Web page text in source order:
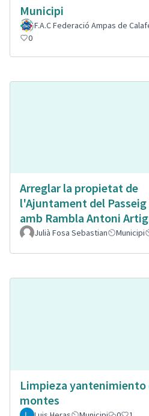
Municipi
F.A.C Federació Ampas de
0
Arreglar la propietat de
l'Ajuntament del
amb Rambla Antoni
Julià Fosa Sebastian Municipi
Limpieza yantenimiento
montes